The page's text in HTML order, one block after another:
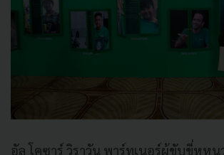
อัล โคซาร์ วิราวัน พาร์ทเนอร์ผู้ขับขี่หูหน